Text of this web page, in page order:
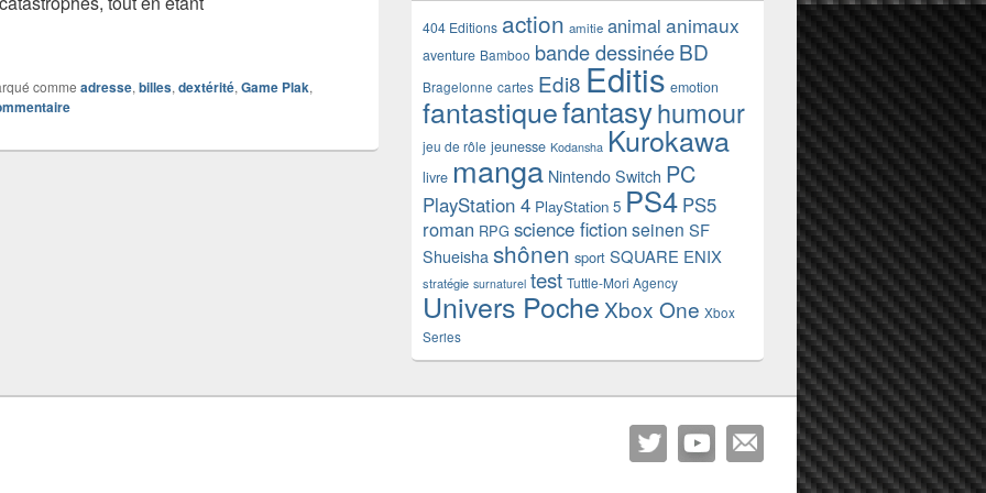
de jeu Game Plak’ Cosmos Rose
comme adresse, billes, dextérité, Game Plak,
404 Editions action amitie animal animaux
aventure Bamboo bande dessinéeBD
Bragelonne cartes Edi8 Editis emotion
fantastiquefantasyhumour
jeu de rôle jeunesse Kodansha Kurokawa
livre manga Nintendo Switch PC
PlayStation 4 PlayStation 5 PS4 PS5
roman RPG science fictionseinen SF
Shueisha shônen sport SQUARE ENIX
stratégie surnaturel test Tuttle-Mori Agency
Univers Poche Xbox One Xbox
Series